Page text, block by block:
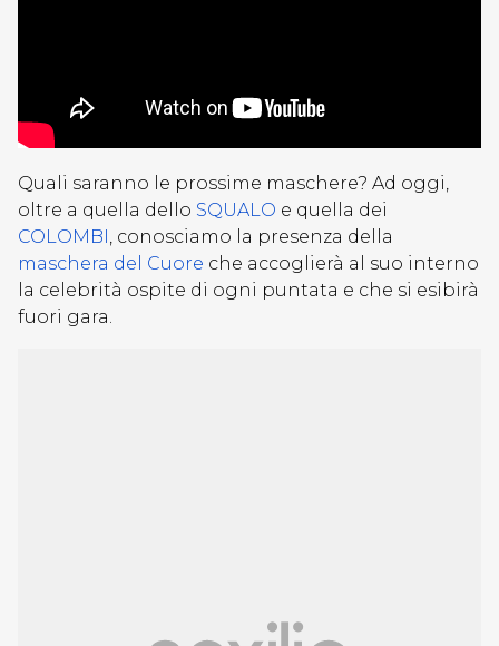
Quali saranno le prossime maschere? Ad oggi,
oltre a quella dello SQUALO e quella dei
COLOMBI, conosciamo la presenza della
maschera del Cuore che accoglierà al suo interno
la celebrità ospite di ogni puntata e che si esibirà
fuori gara.